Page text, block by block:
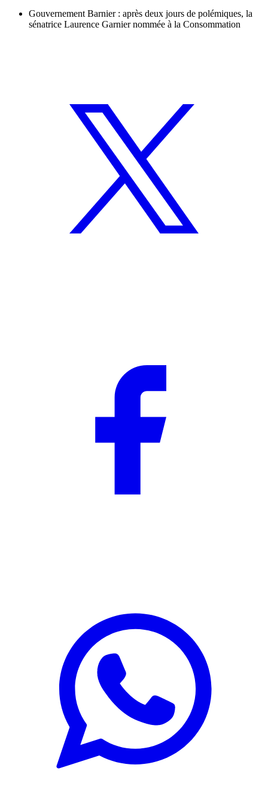
Gouvernement Barnier : après deux jours de polémiques, la
sénatrice Laurence Garnier nommée à la Consommation